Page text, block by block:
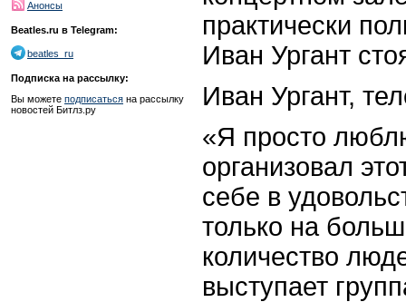
Анонсы
Beatles.ru в Telegram:
beatles_ru
Подписка на рассылку:
Вы можете подписаться на рассылку
новостей Битлз.ру
практически
Иван Ургант
Иван Ургант,
«Я просто
организовал
себе в
только на
количество
выступает